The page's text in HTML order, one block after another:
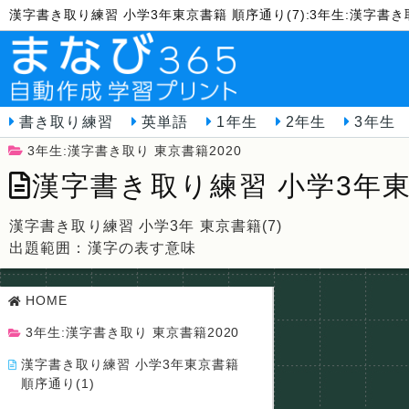
漢字書き取り練習 小学3年東京書籍 順序通り(7):3年生:漢字書
書き取り練習 英単語 1年生 2年生 3年生
3年生:漢字書き取り 東京書籍2020
漢字書き取り練習 小学3年
漢字書き取り練習 小学3年 東京書籍(7)
出題範囲：漢字の表す意味
HOME
3年生:漢字書き取り 東京書籍2020
漢字書き取り練習 小学3年東京書籍
順序通り(1)